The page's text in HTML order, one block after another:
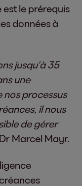
le prérequis
données à
jusqu'à 35
une
processus
il nous
de gérer
Marcel Mayr.